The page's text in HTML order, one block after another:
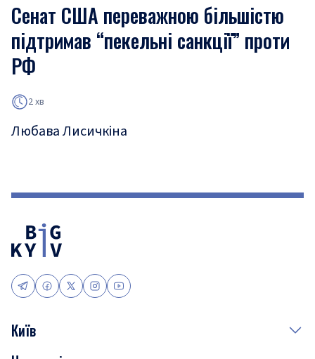
Сенат США переважною більшістю
підтримав “пекельні санкції” проти
РФ
2 хв
Любава Лисичкіна
Київ